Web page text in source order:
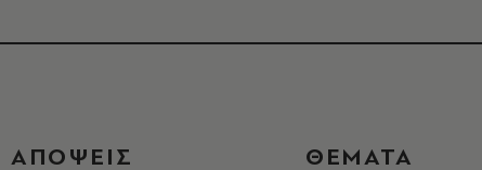
ΑΠΟΨΕΙΣ ΘΕΜΑΤΑ